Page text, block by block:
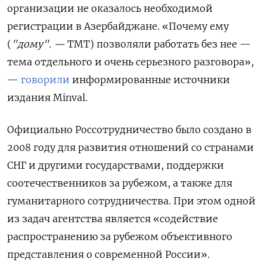
организации не оказалось необходимой
регистрации в Азербайджане. «Почему ему
( "дому". — ТМТ) позволяли работать без нее —
тема отдельного и очень серьезного разговора»,
— говорили информированные источники
издания Minval.
Официально Россотрудничество было создано в
2008 году для развития отношений со странами
СНГ и другими государствами, поддержки
соотечественников за рубежом, а также для
гуманитарного сотрудничества. При этом одной
из задач агентства является «содействие
распространению за рубежом объективного
представления о современной России».